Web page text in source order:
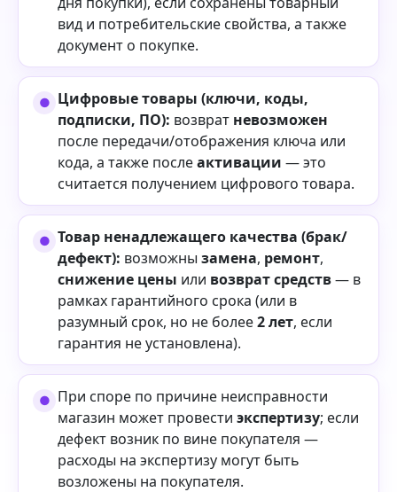
вид и потребительские свойства, а также
документ о покупке.
Цифровые товары (ключи, коды,
подписки, ПО): возврат невозможен
после передачи/отображения ключа или
кода, а также послеактивации — это
считается получением цифрового товара.
Товар ненадлежащего качества (брак/
дефект): возможны замена, ремонт,
снижение цены или возврат средств— в
рамках гарантийного срока (или в
разумный срок, но не более2 лет, если
гарантия не установлена).
При споре по причине неисправности
магазин может провести экспертизу; если
дефект возник по вине покупателя —
расходы на экспертизу могут быть
возложены на покупателя.